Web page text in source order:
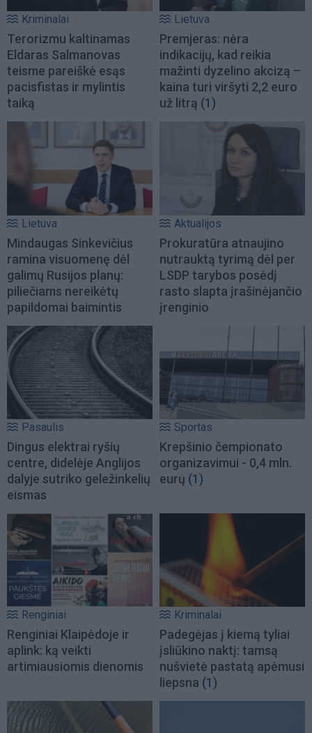
Kriminalai
Terorizmu kaltinamas
Eldaras Salmanovas
teisme pareiškė esąs
pacisfistas ir mylintis
taiką
Lietuva
Premjeras: nėra
indikacijų, kad reikia
mažinti dyzelino akcizą –
kaina turi viršyti 2,2 euro
už litrą (1)
Lietuva
Mindaugas Sinkevičius
ramina visuomenę dėl
galimų Rusijos planų:
piliečiams nereikėtų
papildomai baimintis
Aktualijos
Prokuratūra atnaujino
nutrauktą tyrimą dėl per
LSDP tarybos posėdį
rasto slapta įrašinėjančio
įrenginio
Pasaulis
Dingus elektrai ryšių
centre, didelėje Anglijos
dalyje sutriko geležinkelių
eismas
Sportas
Krepšinio čempionato
organizavimui - 0,4 mln.
eurų (1)
Renginiai
Renginiai Klaipėdoje ir
aplink: ką veikti
artimiausiomis dienomis
Kriminalai
Padegėjas į kiemą tyliai
įsliūkino naktį: tamsą
nušvietė pastatą apėmusi
liepsna (1)